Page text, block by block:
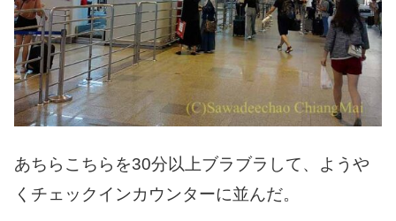
あちらこちらを30分以上ブラブラして、ようや
くチェックインカウンターに並んだ。